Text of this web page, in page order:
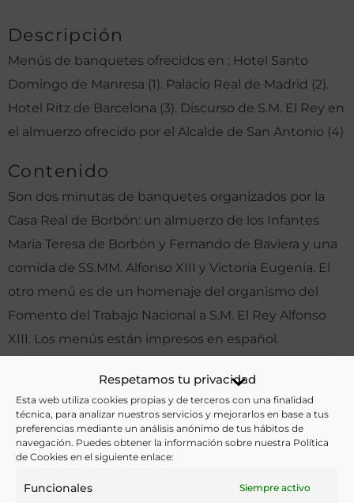
Respetamos tu privacidad
Esta web utiliza cookies propias y de terceros con una finalidad
técnica, para analizar nuestros servicios y mejorarlos en base a tus
preferencias mediante un análisis anónimo de tus hábitos de
navegación. Puedes obtener la información sobre nuestra Política
de Cookies en el siguiente enlace:
Funcionales Siempre activo
Descripción
Menús de banquetes ofrecidos en : Hotel Santo
Domingo de Manresa (1). Palacio Real de Madrid (2).
Hotel Ritz de Barcelona (3). Discurso de S.M. El Rey en
el almuerzo ofrecido por el Alcalde de San Antonio (4)
Contenido
Son dos minutas de banquetes organizados por la
Casa Real de Borbón: un almuerzo de los Infantes
María Teresa de Borbón y Fernando de Baviera y una
comida de SS.MM. Alfonso XIII y Victoria Eugenia. El
otro menú es de un homenaje del organismo del
Fomento del Trabajo Nacional a S.M. El Rey Alfonso
XIII. Los menús están impresos en español.
Otras ediciones:
Notas: